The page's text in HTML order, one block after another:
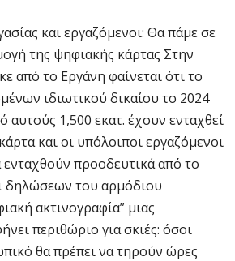
και εργαζόμενοι: Θα πάμε σε
της ψηφιακής κάρτας Στην
από το Εργάνη φαίνεται ότι το
ιδιωτικού δικαίου το 2024
αυτούς 1,500 εκατ. έχουν ενταχθεί
και οι υπόλοιποι εργαζόμενοι
ενταχθούν προοδευτικά από το
δηλώσεων του αρμόδιου
ακτινογραφία” μιας
περιθώριο για σκιές: όσοι
θα πρέπει να τηρούν ώρες